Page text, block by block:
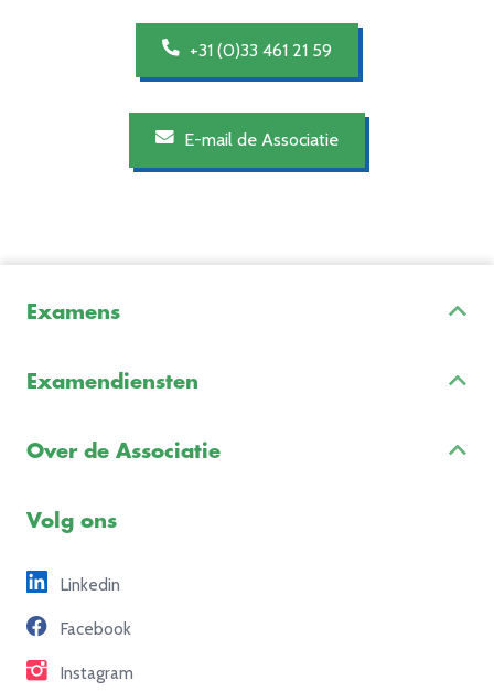
+31 (0)33 461 21 59
E-mail de Associatie
Examens
Examenreglement
Examendiensten
Over de Associatie
Freelance opdrachten
Partners
Contact
Volg ons
Linkedin
Facebook
Instagram